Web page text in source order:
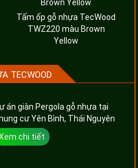
Tấm ốp gỗ nhựa TecWood
TWZ220 màu Brown
Yellow
TECWOOD
án giàn Pergola gỗ nhựa tại
cư Yên Bình, Thái Nguyên
chi tiết